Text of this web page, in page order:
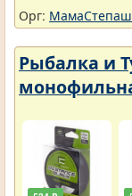
Орг:
Рыбалка и